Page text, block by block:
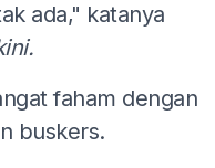
ada," katanya
faham dengan
buskers.